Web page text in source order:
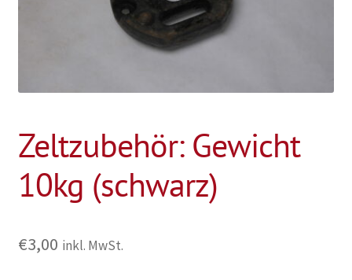
Geschäftsbedingungen
Zeltzubehör: Gewicht
10kg (schwarz)
€3,00 inkl. MwSt.